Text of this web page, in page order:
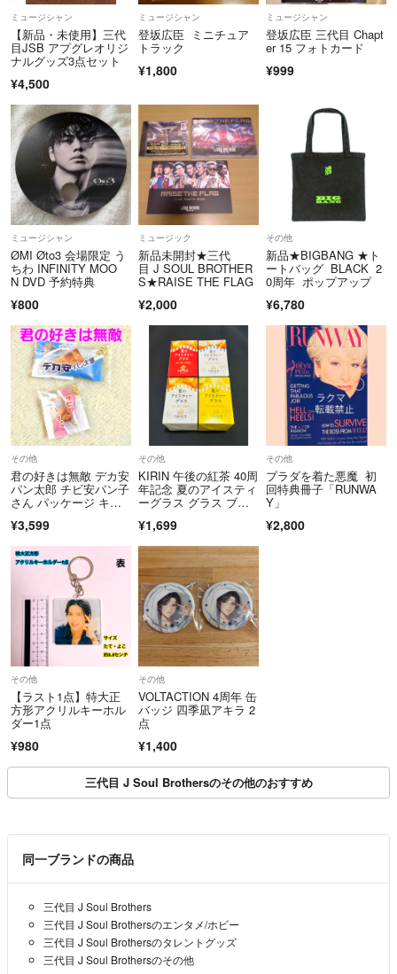
ミュージシャン
【新品・未使用】三代
目JSB アプグレオリジ
ナルグッズ3点セット
¥4,500
ミュージシャン
登坂広臣 ミニチュア
トラック
¥1,800
ミュージシャン
登坂広臣 三代目 Chapt
er 15 フォトカード
¥999
ミュージシャン
ØMI Øto3 会場限定 う
ちわ INFINITY MOO
N DVD 予約特典
¥800
ミュージック
新品未開封★三代
目 J SOUL BROTHER
S★RAISE THE FLAG
¥2,000
その他
新品★BIGBANG ★ト
ートバッグ BLACK 2
0周年 ポップアップ
¥6,780
その他
君の好きは無敵 デカ安
パン太郎 チビ安パン子
さん パッケージ キー
¥3,599
その他
KIRIN 午後の紅茶 40周
年記念 夏のアイスティ
ーグラス グラス ブル
色 赤 SnowMan 目黒蓮
¥1,699
その他
プラダを着た悪魔 初
回特典冊子「RUNWA
Y」
¥2,800
その他
【ラスト1点】特大正
方形アクリルキーホル
ダー1点
¥980
その他
VOLTACTION 4周年 缶
バッジ 四季凪アキラ 2
点
¥1,400
三代目 J Soul Brothersのその他のおすすめ
同一ブランドの商品
三代目 J Soul Brothers
三代目 J Soul Brothersのエンタメ/ホビー
三代目 J Soul Brothersのタレントグッズ
三代目 J Soul Brothersのその他